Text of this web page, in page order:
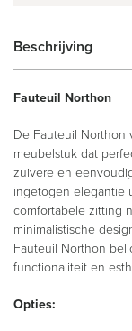
Beschrijving
Fauteuil Northon
De Fauteuil Northon
meubelstuk dat
zuivere en
ingetogen elegantie
comfortabele zitting
minimalistische
Fauteuil Northon
functionaliteit en
Opties: